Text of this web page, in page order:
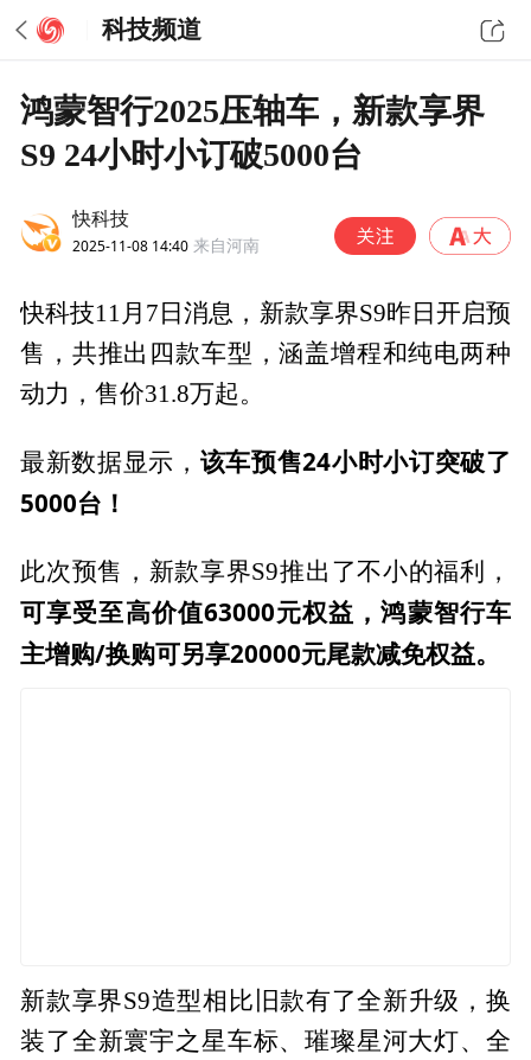
科技频道
鸿蒙智行2025压轴车，新款享界
S9 24小时小订破5000台
快科技
2025-11-08 14:40 来自河南
快科技11月7日消息，新款享界S9昨日开启预
售，共推出四款车型，涵盖增程和纯电两种
动力，售价31.8万起。
最新数据显示， 该车预售24小时小订突破了
5000台！
此次预售，新款享界S9推出了不小的福利，
可享受至高价值63000元权益，鸿蒙智行车
主增购/换购可另享20000元尾款减免权益。
新款享界S9造型相比旧款有了全新升级，换
装了全新寰宇之星车标、璀璨星河大灯、全